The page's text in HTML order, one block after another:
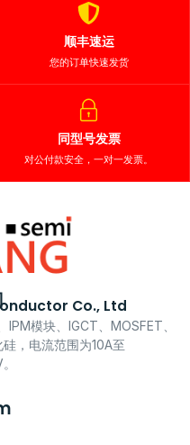
顺丰速运
您的订单快速发货
同型号发票
对公付款安全，一对一发票。
Co., Ltd
模块、IGCT、MOSFET、
，电流范围为10A至